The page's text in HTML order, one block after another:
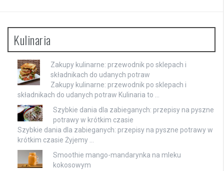
Kulinaria
Zakupy kulinarne: przewodnik po sklepach i
składnikach do udanych potraw
Zakupy kulinarne: przewodnik po sklepach i
składnikach do udanych potraw Kulinaria to …
Szybkie dania dla zabieganych: przepisy na pyszne
potrawy w krótkim czasie
Szybkie dania dla zabieganych: przepisy na pyszne potrawy w
krótkim czasie Żyjemy …
Smoothie mango-mandarynka na mleku
kokosowym